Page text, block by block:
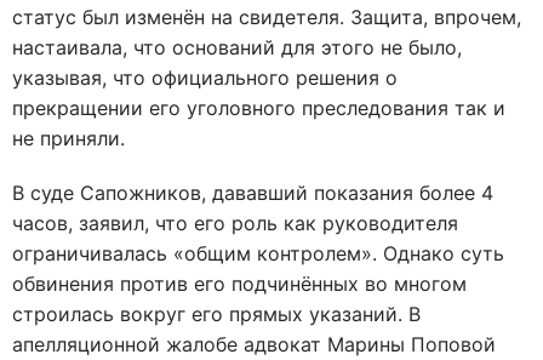
статус был изменён на свидетеля. Защита, впрочем,
настаивала, что оснований для этого не было,
указывая, что официального решения о
прекращении его уголовного преследования так и
не приняли.
В суде Сапожников, дававший показания более 4
часов, заявил, что его роль как руководителя
ограничивалась «общим контролем». Однако суть
обвинения против его подчинённых во многом
строилась вокруг его прямых указаний. В
апелляционной жалобе адвокат Марины Поповой